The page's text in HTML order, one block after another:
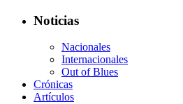
Noticias
Nacionales
Internacionales
Out of Blues
Crónicas
Artículos